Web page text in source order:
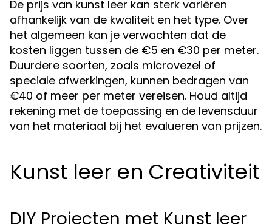
De prijs van kunst leer kan sterk variëren
afhankelijk van de kwaliteit en het type. Over
het algemeen kan je verwachten dat de
kosten liggen tussen de €5 en €30 per meter.
Duurdere soorten, zoals microvezel of
speciale afwerkingen, kunnen bedragen van
€40 of meer per meter vereisen. Houd altijd
rekening met de toepassing en de levensduur
van het materiaal bij het evalueren van prijzen.
Kunst leer en Creativiteit
DIY Projecten met Kunst leer